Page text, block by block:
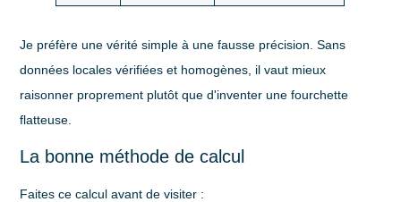
Je préfère une vérité simple à une fausse précision. Sans
données locales vérifiées et homogènes, il vaut mieux
raisonner proprement plutôt que d'inventer une fourchette
flatteuse.
La bonne méthode de calcul
Faites ce calcul avant de visiter :